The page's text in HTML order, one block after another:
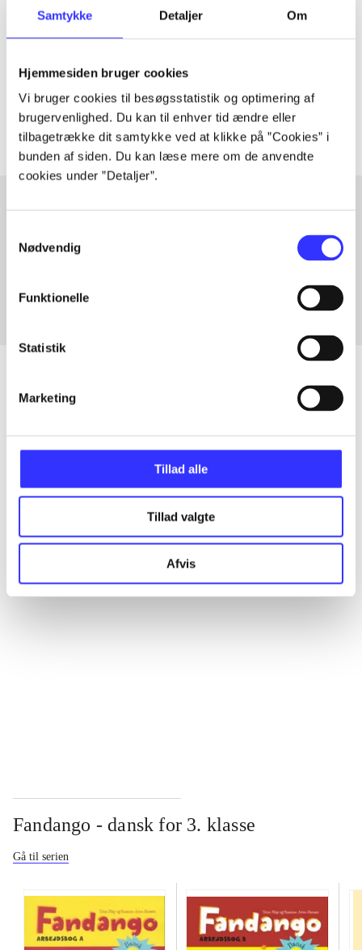
Samtykke Detaljer Om
Hjemmesiden bruger cookies
Vi bruger cookies til besøgsstatistik og optimering af
brugervenlighed. Du kan til enhver tid ændre eller
tilbagetrække dit samtykke ved at klikke på ”Cookies” i
bunden af siden. Du kan læse mere om de anvendte
cookies under ”Detaljer”.
Nødvendig
Funktionelle
Statistik
Marketing
Tillad alle
Tillad valgte
Afvis
Tidsskrift
Artiklerne i handler ofte om
Artikler med samme emner
Alle registrerede artikler fordelt på udgivelser
...
...
...
Fandango - dansk for 3. klasse
Gå til serien